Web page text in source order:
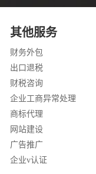
法规的规定履行代扣
法定程序进行的税务
表和资料，不得隐瞒
记和纳税申报向我们
灾害等特殊情况的，
收能够及时、足额征
之间的业务往来，
，应当向抵押权人、
我们报告，并依法缴
缴清税款的，分立
其他服务
财务外包
出口退税
财税咨询
企业工商异常处理
商标代理
网站建设
广告推广
企业v认证